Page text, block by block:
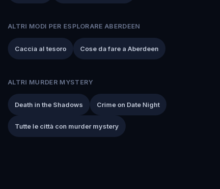
ALTRI MODI PER ESPLORARE ABERDEEN
Caccia al tesoro Cose da fare a Aberdeen
ALTRI MURDER MYSTERY
Death in the Shadows Crime on Date Night
Tutte le città con murder mystery